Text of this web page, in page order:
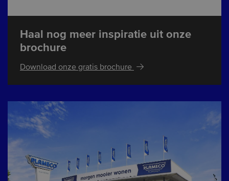
Haal nog meer inspiratie uit onze
brochure
Download onze gratis brochure